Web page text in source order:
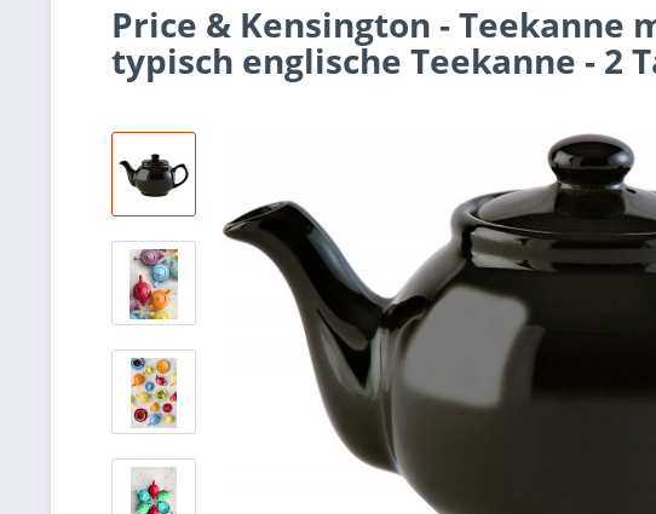
Price & Kensington - Teekanne
typisch englische Teekanne - 2